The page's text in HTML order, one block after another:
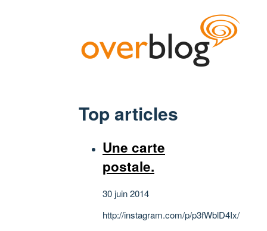
Top articles
Une carte
postale.
30 juin 2014
http://instagram.com/p/p3fWblD4Ix/